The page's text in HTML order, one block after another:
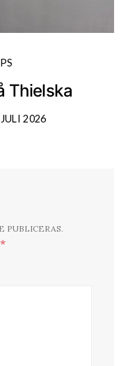
Thielska
2026
PUBLICERAS.
*